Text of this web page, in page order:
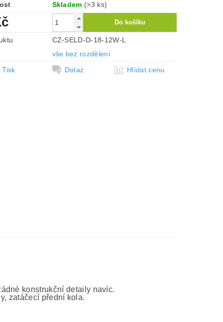
Skladem (>3 ks)
CZ-SELD-D-18-12W-L
vše bez rozdělení
Tisk
Dotaz Hlídat cenu
konstrukční detaily navíc.
zatáčecí přední kola.